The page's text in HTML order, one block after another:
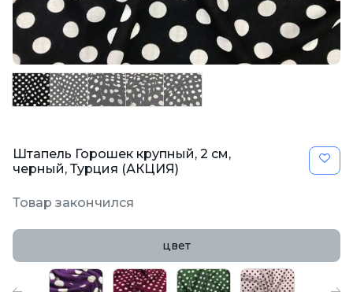
Штапель Горошек крупный, 2 см,
черный, Турция (АКЦИЯ)
Товар закончился
цвет